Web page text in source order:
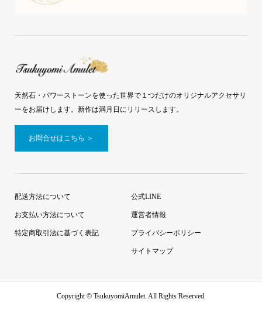
天然石・パワーストーンを使った世界で１つだけのオリジナルアクセサリ
ーをお届けします。新作は満月日にリリースします。
お問合せはこちら ＞
配送方法について
お支払い方法について
特定商取引法に基づく表記
公式LINE
運営者情報
プライバシーポリシー
サイトマップ
Copyright ©TsukuyomiAmulet. All Rights Reserved.